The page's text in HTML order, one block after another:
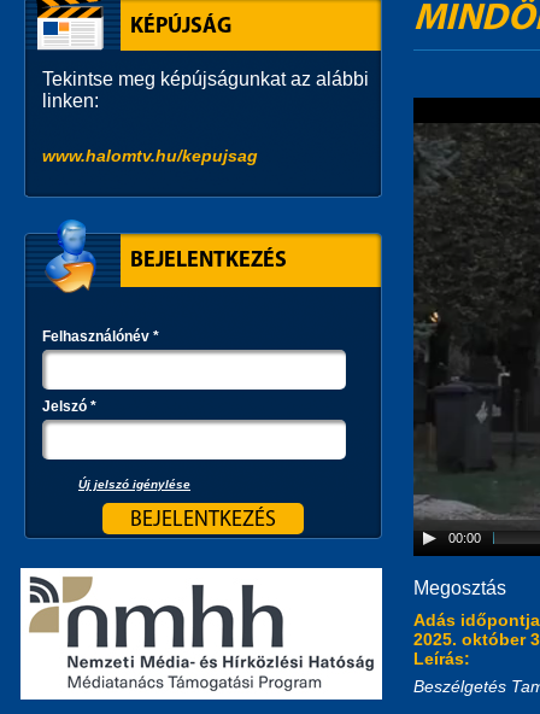
00:00
Megosztás
Adás
2025. október
Leírás:
Beszélgetés
KÉPÚJSÁG
Tekintse meg képújságunkat az alábbi
linken:
www.halomtv.hu/kepujsag
BEJELENTKEZÉS
Felhasználónév *
Jelszó *
Új jelszó igénylése